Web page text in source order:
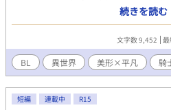
レストーカー大量発生（主人公王族
ってない）） ※主人公以外のカップ
ふたなり姐さんによる男を掘るわか
ない（願望） ※エロの前に、どうい
が、エロ本番にたどり着くまでが長
ベルズ・pixivでも掲載しています。
ある時。王都から魔物を退治しに来
のだが、一人変わった騎士がいて
ういうのは結婚してからすること
だ！ ムッツリスケベ美形騎士
続きを読む
文字数 9,452
BL 異世界 美形×平凡 騎
短編 連載中 R15